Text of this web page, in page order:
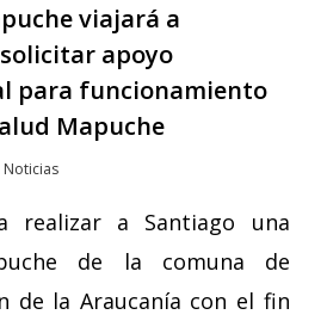
viajará a
apoyo
para funcionamiento
Mapuche
Noticias
realizar a Santiago una
de la comuna de
de la Araucanía con el fin